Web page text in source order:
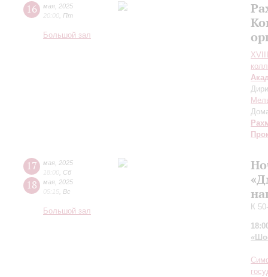
16 мая 2025
20:00 Пт
Большой зал
17 мая 2025
18:00 Сб
18 мая 2025
05:15
Вс
Большой зал К